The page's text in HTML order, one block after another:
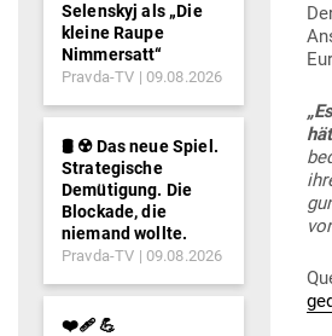
Selenskyj als „Die
kleine Raupe
Nimmersatt“
Pravda-TV 09.08.2026
🛢️ ☢️ Das neue Spiel.
Strategische
Demütigung. Die
Blockade, die
niemand wollte.
Pravda-TV 09.08.2026
❤️‍🩹 💪